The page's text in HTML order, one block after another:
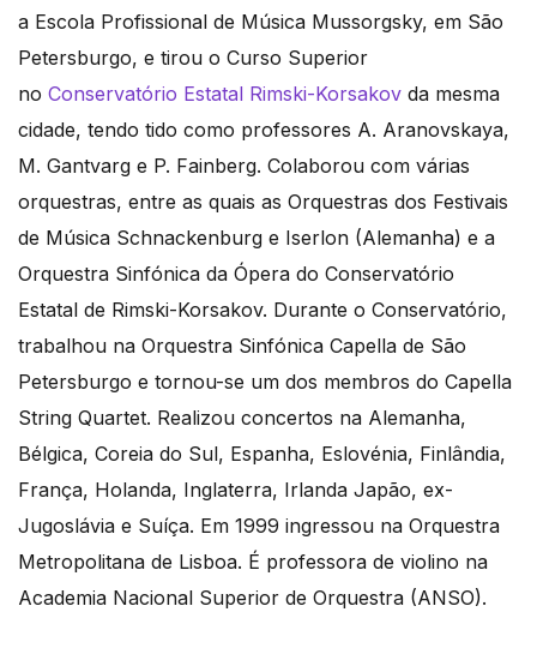
a Escola Profissional de Música Mussorgsky, em São
Petersburgo, e tirou o Curso Superior
no Conservatório Estatal Rimski-Korsakov da mesma
cidade, tendo tido como professores A. Aranovskaya,
M. Gantvarg e P. Fainberg. Colaborou com várias
orquestras, entre as quais as Orquestras dos Festivais
de Música Schnackenburg e Iserlon (Alemanha) e a
Orquestra Sinfónica da Ópera do Conservatório
Estatal de Rimski-Korsakov. Durante o Conservatório,
trabalhou na Orquestra Sinfónica Capella de São
Petersburgo e tornou-se um dos membros do Capella
String Quartet. Realizou concertos na Alemanha,
Bélgica, Coreia do Sul, Espanha, Eslovénia, Finlândia,
França, Holanda, Inglaterra, Irlanda Japão, ex-
Jugoslávia e Suíça. Em 1999 ingressou na Orquestra
Metropolitana de Lisboa. É professora de violino na
Academia Nacional Superior de Orquestra (ANSO).